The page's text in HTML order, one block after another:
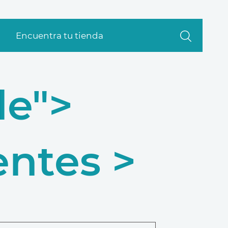
Encuentra tu tienda
>